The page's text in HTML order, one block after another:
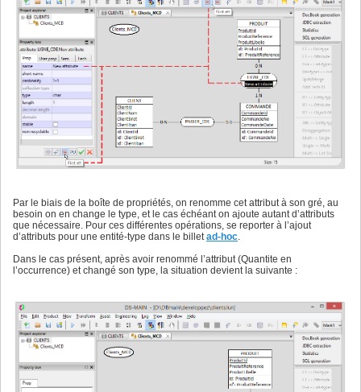
Par le biais de la boîte de propriétés, on renomme cet attribut à son gré, au
besoin on en change le type, et le cas échéant on ajoute autant d’attributs
que nécessaire. Pour ces différentes opérations, se reporter à l’ajout
d’attributs pour une entité-type dans le billet ad-hoc
Dans le cas présent, après avoir renommé l’attribut (Quantite en
l’occurrence) et changé son type, la situation devient la suivante :